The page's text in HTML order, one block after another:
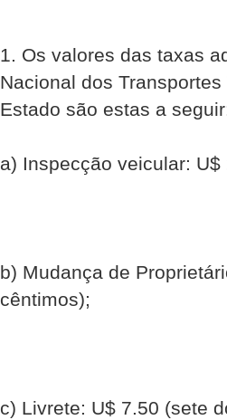
1. Os valores das taxas
Nacional dos
Estado são estas a
a) Inspecção veicular:
b) Mudança de
cêntimos);
c) Livrete: U$ 7.50 (sete